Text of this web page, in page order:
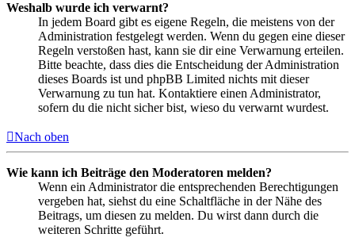
Weshalb wurde ich verwarnt?
In jedem Board gibt es eigene Regeln, die meistens von der
Administration festgelegt werden. Wenn du gegen eine dieser
Regeln verstoßen hast, kann sie dir eine Verwarnung erteilen.
Bitte beachte, dass dies die Entscheidung der Administration
dieses Boards ist und phpBB Limited nichts mit dieser
Verwarnung zu tun hat. Kontaktiere einen Administrator,
sofern du die nicht sicher bist, wieso du verwarnt wurdest.
Nach oben
Wie kann ich Beiträge den Moderatoren melden?
Wenn ein Administrator die entsprechenden Berechtigungen
vergeben hat, siehst du eine Schaltfläche in der Nähe des
Beitrags, um diesen zu melden. Du wirst dann durch die
weiteren Schritte geführt.